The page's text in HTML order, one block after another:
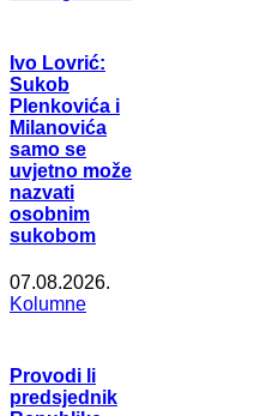
Ivo Lovrić:
Sukob
Plenkovića i
Milanovića
samo se
uvjetno može
nazvati
osobnim
sukobom
07.08.2026.
Kolumne
Provodi li
predsjednik